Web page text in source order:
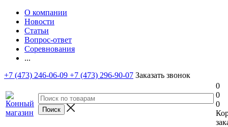
О компании
Новости
Статьи
Вопрос-ответ
Соревнования
...
+7 (473) 246-06-09 +7 (473) 296-90-07 Заказать звонок
0
0
0